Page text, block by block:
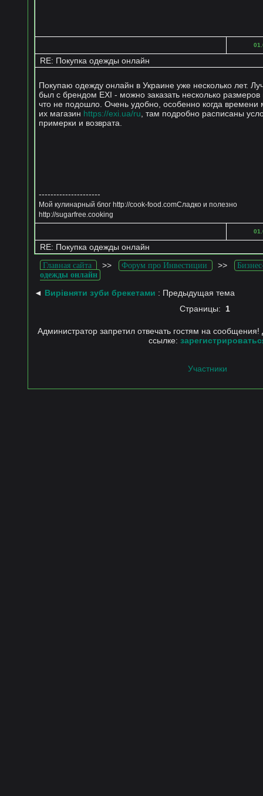
RE: Покупка одежды онлайн
Покупаю одежду онлайн в Украине уже несколько лет.
был с брендом EXI - можно заказать несколько размеров
что не подошло. Очень удобно, особенно когда времени
их магазин https://exi.ua/ru , там подробно расписаны
примерки и возврата.
---------------------
Мой кулинарный блог http://cook-food.comСладко и полезно
http://sugarfree.cooking
RE: Покупка одежды онлайн
Главная сайта >> Форум про Инвестиции >>
одежды онлайн
◄ Вирівняти зуби брекетами : Предыдущая тема
Страницы: 1
Администратор запретил отвечать гостям на
ссылке:
Участники